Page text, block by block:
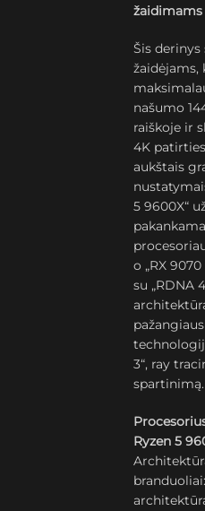
žaidimams
Šis derinys
žaidėjams,
našumo
raiškoje ir
4K
aukštais
5 9600X“
o „RX 9070
su „RDNA
3“, ray
spartinimą.
Ryzen 5
branduoliai: